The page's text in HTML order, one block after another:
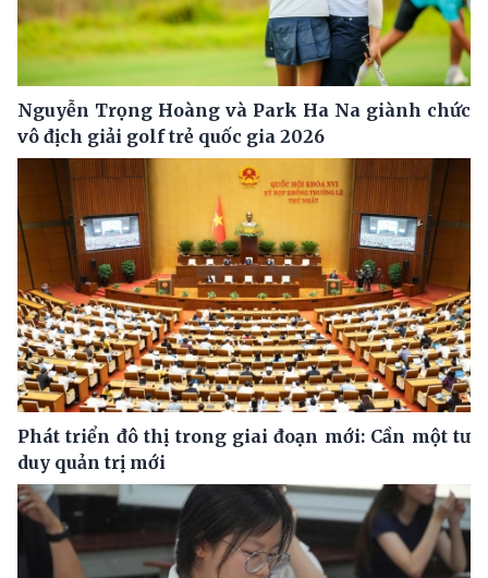
Nguyễn Trọng Hoàng và Park Ha Na giành chức
vô địch giải golf trẻ quốc gia 2026
Phát triển đô thị trong giai đoạn mới: Cần một tư
duy quản trị mới